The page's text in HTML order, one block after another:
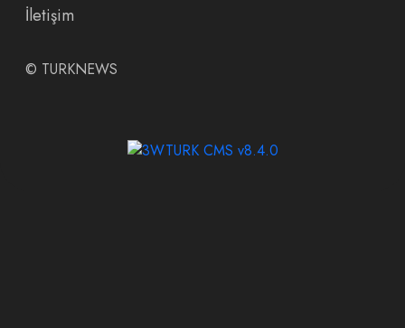
İletişim
© TURKNEWS